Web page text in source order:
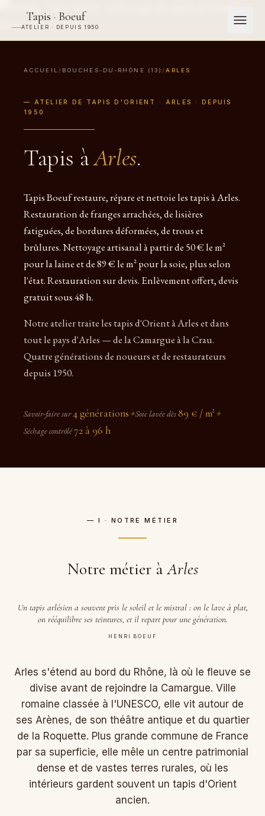
Tapis · Boeuf
ATELIER · DEPUIS 1950
ACCUEIL / BOUCHES-DU-RHÔNE (13) /ARLES
— ATELIER DE TAPIS D'ORIENT · ARLES · DEPUIS
1950
Tapis àArles.
Tapis Boeuf restaure, répare et nettoie les tapis à Arles.
Restauration de franges arrachées, de lisières
fatiguées, de bordures déformées, de trous et
brûlures. Nettoyage artisanal à partir de 50 € le m²
pour la laine et de 89 € le m² pour la soie, plus selon
l'état. Restauration sur devis. Enlèvement offert, devis
gratuit sous 48 h.
Notre atelier traite les tapis d'Orient à Arles et dans
tout le pays d'Arles — de la Camargue à la Crau.
Quatre générations de noueurs et de restaurateurs
depuis 1950.
Savoir-faire sur4 générations ✦Soie lavée dès 89 € / m² ✦
Séchage contrôlé72 à 96 h
— I · NOTRE MÉTIER
Notre métier àArles
Un tapis arlésien a souvent pris le soleil et le mistral : on le lave à plat,
on rééquilibre ses teintures, et il repart pour une génération.
HENRI BOEUF
Arles s'étend au bord du Rhône, là où le fleuve se
divise avant de rejoindre la Camargue. Ville
romaine classée à l'UNESCO, elle vit autour de
ses Arènes, de son théâtre antique et du quartier
de la Roquette. Plus grande commune de France
par sa superficie, elle mêle un centre patrimonial
dense et de vastes terres rurales, où les
intérieurs gardent souvent un tapis d'Orient
ancien.